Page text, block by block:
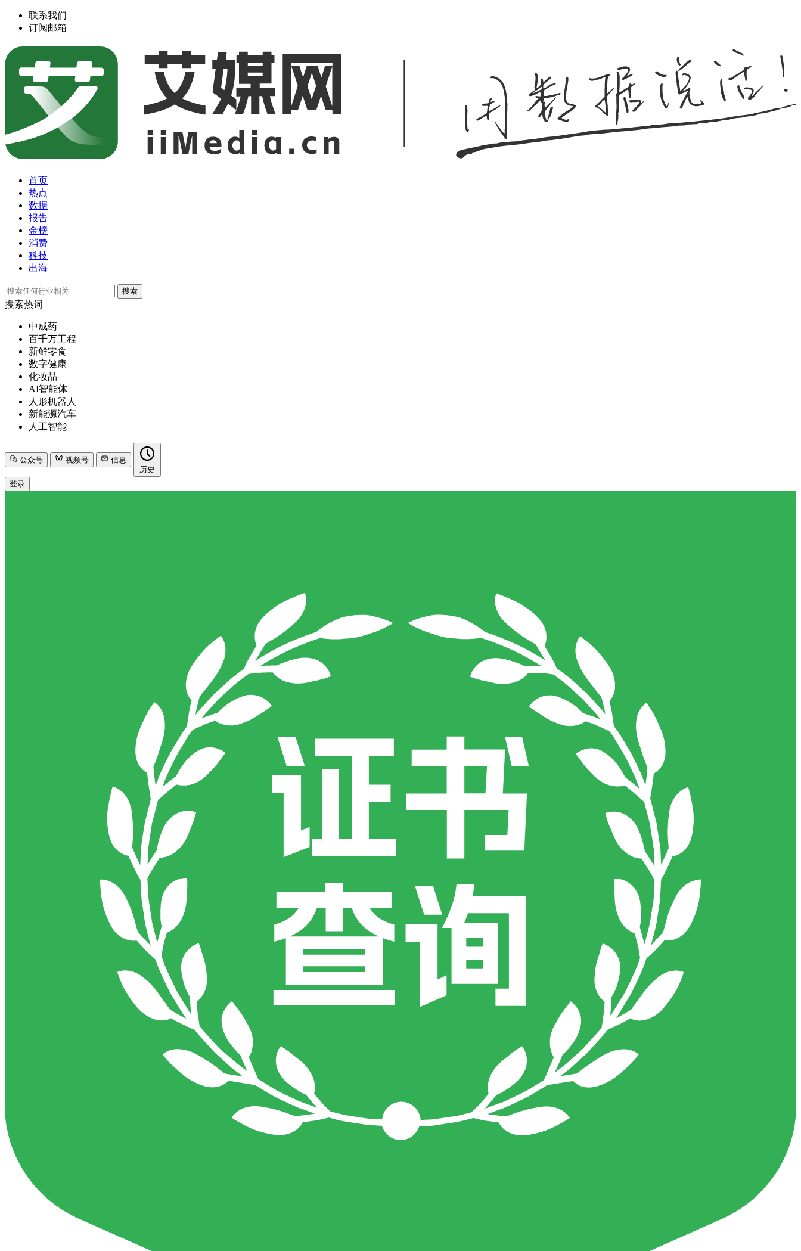
联系我们
订阅邮箱
首页
热点
数据
报告
金榜
消费
科技
出海
搜索
搜索热词
中成药
百千万工程
新鲜零食
数字健康
化妆品
AI智能体
人形机器人
新能源汽车
人工智能
公众号 视频号
信息
历史
登录